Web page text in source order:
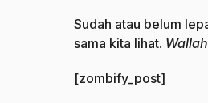
Sudah atau belum
sama kita lihat.
[zombify_post]